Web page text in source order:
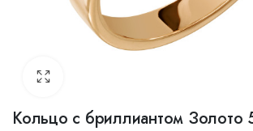
Кольцо с бриллиантом Золото